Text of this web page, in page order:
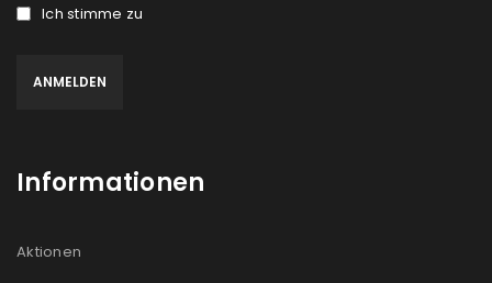
Ich stimme zu
Informationen
Aktionen